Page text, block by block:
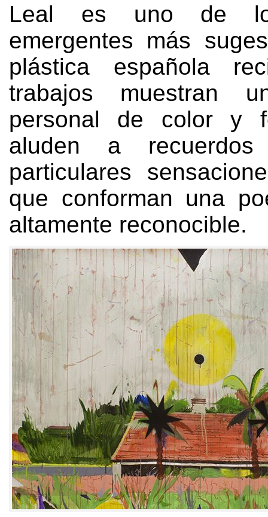
Leal es uno de
emergentes más
plástica española
trabajos muestran
personal de color y
aluden a
particulares
que conforman una
altamente reconocible.